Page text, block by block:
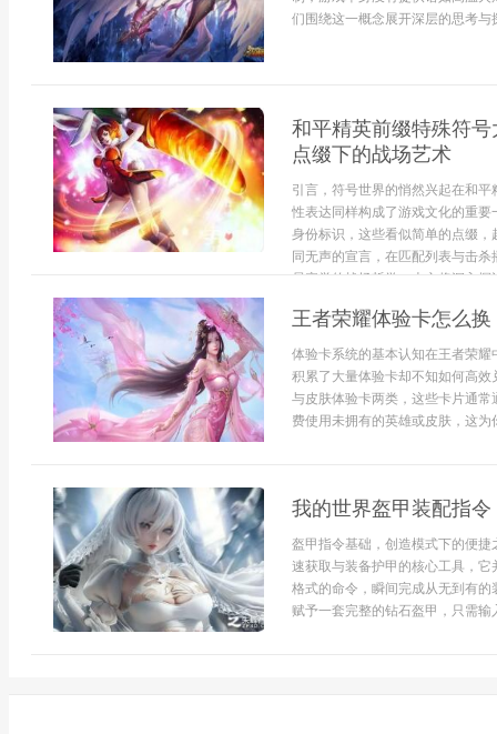
们围绕这一概念展开深层的思考
和平精英前缀特殊符
点缀下的战场艺术
引言，符号世界的悄然兴起在和
性表达同样构成了游戏文化的重
身份标识，这些看似简单的点缀
同无声的宣言，在匹配列表与击
易察觉的战场哲学，本文将深入探
王者荣耀体验卡怎么
体验卡系统的基本认知在王者荣
积累了大量体验卡却不知如何高
与皮肤体验卡两类，这些卡片通
费使用未拥有的英雄或皮肤，这为
我的世界盔甲装配指
盔甲指令基础，创造模式下的便
速获取与装备护甲的核心工具，
格式的命令，瞬间完成从无到有
赋予一套完整的钻石盔甲，只需输